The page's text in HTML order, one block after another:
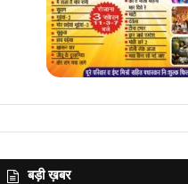
बड़ी ख़बर